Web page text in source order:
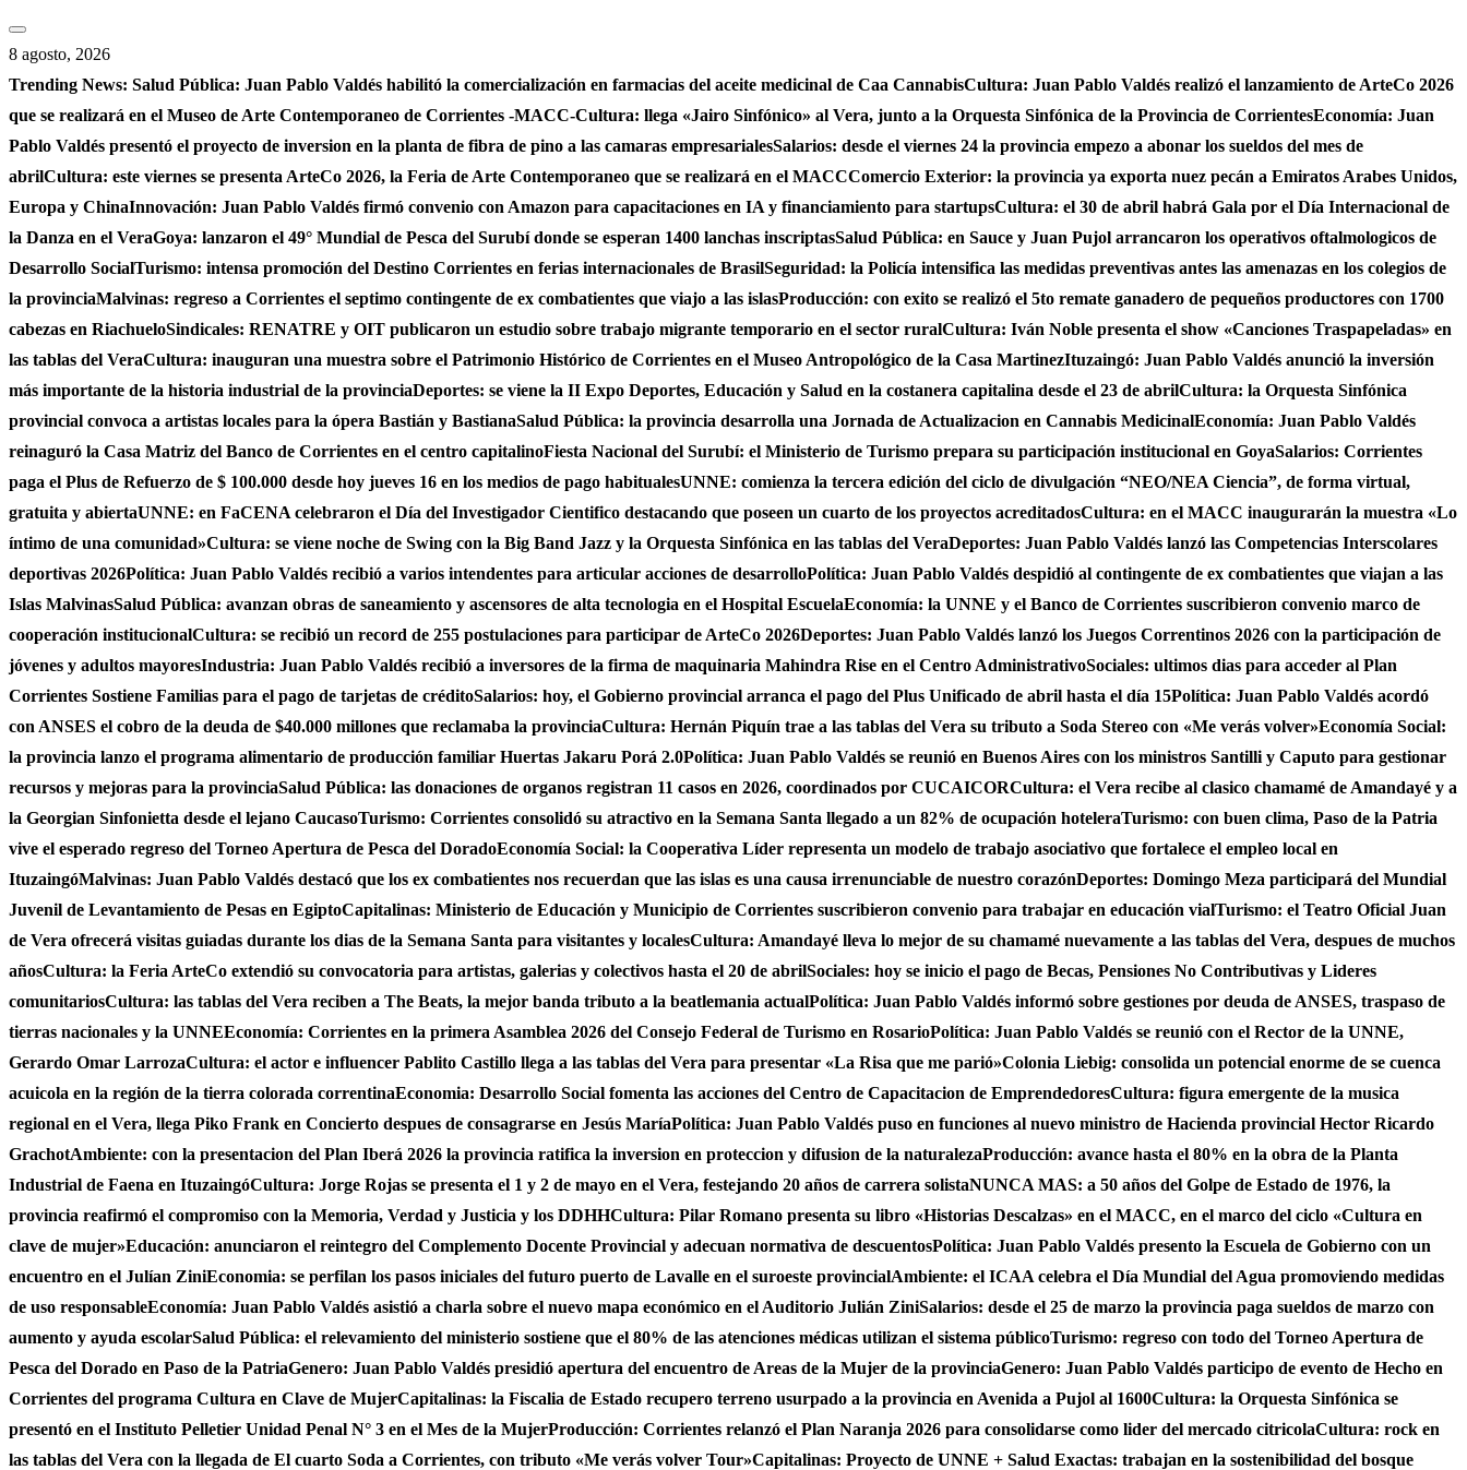
Saltar
al
contenido
8 agosto, 2026
Trending News: Salud Pública: Juan Pablo Valdés habilitó la comercialización en farmacias del aceite medicinal de Caa CannabisCultura: Juan Pablo Valdés realizó el lanzamiento de ArteCo 2026
que se realizará en el Museo de Arte Contemporaneo de Corrientes -MACC-Cultura: llega «Jairo Sinfónico» al Vera, junto a la Orquesta Sinfónica de la Provincia de CorrientesEconomía: Juan
Pablo Valdés presentó el proyecto de inversion en la planta de fibra de pino a las camaras empresarialesSalarios: desde el viernes 24 la provincia empezo a abonar los sueldos del mes de
abrilCultura: este viernes se presenta ArteCo 2026, la Feria de Arte Contemporaneo que se realizará en el MACCComercio Exterior: la provincia ya exporta nuez pecán a Emiratos Arabes Unidos,
Europa y ChinaInnovación: Juan Pablo Valdés firmó convenio con Amazon para capacitaciones en IA y financiamiento para startupsCultura: el 30 de abril habrá Gala por el Día Internacional de
la Danza en el VeraGoya: lanzaron el 49° Mundial de Pesca del Surubí donde se esperan 1400 lanchas inscriptasSalud Pública: en Sauce y Juan Pujol arrancaron los operativos oftalmologicos de
Desarrollo SocialTurismo: intensa promoción del Destino Corrientes en ferias internacionales de BrasilSeguridad: la Policía intensifica las medidas preventivas antes las amenazas en los colegios de
la provinciaMalvinas: regreso a Corrientes el septimo contingente de ex combatientes que viajo a las islasProducción: con exito se realizó el 5to remate ganadero de pequeños productores con 1700
cabezas en RiachueloSindicales: RENATRE y OIT publicaron un estudio sobre trabajo migrante temporario en el sector ruralCultura: Iván Noble presenta el show «Canciones Traspapeladas» en
las tablas del VeraCultura: inauguran una muestra sobre el Patrimonio Histórico de Corrientes en el Museo Antropológico de la Casa MartinezItuzaingó: Juan Pablo Valdés anunció la inversión
más importante de la historia industrial de la provinciaDeportes: se viene la II Expo Deportes, Educación y Salud en la costanera capitalina desde el 23 de abrilCultura: la Orquesta Sinfónica
provincial convoca a artistas locales para la ópera Bastián y BastianaSalud Pública: la provincia desarrolla una Jornada de Actualizacion en Cannabis MedicinalEconomía: Juan Pablo Valdés
reinaguró la Casa Matriz del Banco de Corrientes en el centro capitalinoFiesta Nacional del Surubí: el Ministerio de Turismo prepara su participación institucional en GoyaSalarios: Corrientes
paga el Plus de Refuerzo de $ 100.000 desde hoy jueves 16 en los medios de pago habitualesUNNE: comienza la tercera edición del ciclo de divulgación “NEO/NEA Ciencia”, de forma virtual,
gratuita y abiertaUNNE: en FaCENA celebraron el Día del Investigador Cientifico destacando que poseen un cuarto de los proyectos acreditadosCultura: en el MACC inaugurarán la muestra «Lo
íntimo de una comunidad»Cultura: se viene noche de Swing con la Big Band Jazz y la Orquesta Sinfónica en las tablas del VeraDeportes: Juan Pablo Valdés lanzó las Competencias Interscolares
deportivas 2026Política: Juan Pablo Valdés recibió a varios intendentes para articular acciones de desarrolloPolítica: Juan Pablo Valdés despidió al contingente de ex combatientes que viajan a las
Islas MalvinasSalud Pública: avanzan obras de saneamiento y ascensores de alta tecnologia en el Hospital EscuelaEconomía: la UNNE y el Banco de Corrientes suscribieron convenio marco de
cooperación institucionalCultura: se recibió un record de 255 postulaciones para participar de ArteCo 2026Deportes: Juan Pablo Valdés lanzó los Juegos Correntinos 2026 con la participación de
jóvenes y adultos mayoresIndustria: Juan Pablo Valdés recibió a inversores de la firma de maquinaria Mahindra Rise en el Centro AdministrativoSociales: ultimos dias para acceder al Plan
Corrientes Sostiene Familias para el pago de tarjetas de créditoSalarios: hoy, el Gobierno provincial arranca el pago del Plus Unificado de abril hasta el día 15Política: Juan Pablo Valdés acordó
con ANSES el cobro de la deuda de $40.000 millones que reclamaba la provinciaCultura: Hernán Piquín trae a las tablas del Vera su tributo a Soda Stereo con «Me verás volver»Economía Social:
la provincia lanzo el programa alimentario de producción familiar Huertas Jakaru Porá 2.0Política: Juan Pablo Valdés se reunió en Buenos Aires con los ministros Santilli y Caputo para gestionar
recursos y mejoras para la provinciaSalud Pública: las donaciones de organos registran 11 casos en 2026, coordinados por CUCAICORCultura: el Vera recibe al clasico chamamé de Amandayé y a
la Georgian Sinfonietta desde el lejano CaucasoTurismo: Corrientes consolidó su atractivo en la Semana Santa llegado a un 82% de ocupación hoteleraTurismo: con buen clima, Paso de la Patria
vive el esperado regreso del Torneo Apertura de Pesca del DoradoEconomía Social: la Cooperativa Líder representa un modelo de trabajo asociativo que fortalece el empleo local en
ItuzaingóMalvinas: Juan Pablo Valdés destacó que los ex combatientes nos recuerdan que las islas es una causa irrenunciable de nuestro corazónDeportes: Domingo Meza participará del Mundial
Juvenil de Levantamiento de Pesas en EgiptoCapitalinas: Ministerio de Educación y Municipio de Corrientes suscribieron convenio para trabajar en educación vialTurismo: el Teatro Oficial Juan
de Vera ofrecerá visitas guiadas durante los dias de la Semana Santa para visitantes y localesCultura: Amandayé lleva lo mejor de su chamamé nuevamente a las tablas del Vera, despues de muchos
añosCultura: la Feria ArteCo extendió su convocatoria para artistas, galerias y colectivos hasta el 20 de abrilSociales: hoy se inicio el pago de Becas, Pensiones No Contributivas y Lideres
comunitariosCultura: las tablas del Vera reciben a The Beats, la mejor banda tributo a la beatlemania actualPolítica: Juan Pablo Valdés informó sobre gestiones por deuda de ANSES, traspaso de
tierras nacionales y la UNNEEconomía: Corrientes en la primera Asamblea 2026 del Consejo Federal de Turismo en RosarioPolítica: Juan Pablo Valdés se reunió con el Rector de la UNNE,
Gerardo Omar LarrozaCultura: el actor e influencer Pablito Castillo llega a las tablas del Vera para presentar «La Risa que me parió»Colonia Liebig: consolida un potencial enorme de se cuenca
acuicola en la región de la tierra colorada correntinaEconomia: Desarrollo Social fomenta las acciones del Centro de Capacitacion de EmprendedoresCultura: figura emergente de la musica
regional en el Vera, llega Piko Frank en Concierto despues de consagrarse en Jesús MaríaPolítica: Juan Pablo Valdés puso en funciones al nuevo ministro de Hacienda provincial Hector Ricardo
GrachotAmbiente: con la presentacion del Plan Iberá 2026 la provincia ratifica la inversion en proteccion y difusion de la naturalezaProducción: avance hasta el 80% en la obra de la Planta
Industrial de Faena en ItuzaingóCultura: Jorge Rojas se presenta el 1 y 2 de mayo en el Vera, festejando 20 años de carrera solistaNUNCA MAS: a 50 años del Golpe de Estado de 1976, la
provincia reafirmó el compromiso con la Memoria, Verdad y Justicia y los DDHHCultura: Pilar Romano presenta su libro «Historias Descalzas» en el MACC, en el marco del ciclo «Cultura en
clave de mujer»Educación: anunciaron el reintegro del Complemento Docente Provincial y adecuan normativa de descuentosPolítica: Juan Pablo Valdés presento la Escuela de Gobierno con un
encuentro en el Julían ZiniEconomia: se perfilan los pasos iniciales del futuro puerto de Lavalle en el suroeste provincialAmbiente: el ICAA celebra el Día Mundial del Agua promoviendo medidas
de uso responsableEconomía: Juan Pablo Valdés asistió a charla sobre el nuevo mapa económico en el Auditorio Julián ZiniSalarios: desde el 25 de marzo la provincia paga sueldos de marzo con
aumento y ayuda escolarSalud Pública: el relevamiento del ministerio sostiene que el 80% de las atenciones médicas utilizan el sistema públicoTurismo: regreso con todo del Torneo Apertura de
Pesca del Dorado en Paso de la PatriaGenero: Juan Pablo Valdés presidió apertura del encuentro de Areas de la Mujer de la provinciaGenero: Juan Pablo Valdés participo de evento de Hecho en
Corrientes del programa Cultura en Clave de MujerCapitalinas: la Fiscalia de Estado recupero terreno usurpado a la provincia en Avenida a Pujol al 1600Cultura: la Orquesta Sinfónica se
presentó en el Instituto Pelletier Unidad Penal N° 3 en el Mes de la MujerProducción: Corrientes relanzó el Plan Naranja 2026 para consolidarse como lider del mercado citricolaCultura: rock en
las tablas del Vera con la llegada de El cuarto Soda a Corrientes, con tributo «Me verás volver Tour»Capitalinas: Proyecto de UNNE + Salud Exactas: trabajan en la sostenibilidad del bosque